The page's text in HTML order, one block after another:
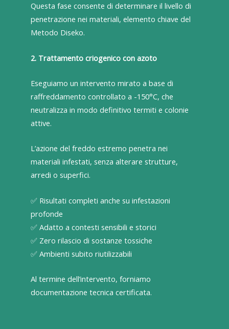
Questa fase consente di determinare il livello di
penetrazione nei materiali, elemento chiave del
Metodo Diseko.
2. Trattamento criogenico con azoto
Eseguiamo un intervento mirato a base di
raffreddamento controllato a -150°C, che
neutralizza in modo definitivo termiti e colonie
attive.
L’azione del freddo estremo penetra nei
materiali infestati, senza alterare strutture,
arredi o superfici.
✅ Risultati completi anche su infestazioni
profonde
✅ Adatto a contesti sensibili e storici
✅ Zero rilascio di sostanze tossiche
✅ Ambienti subito riutilizzabili
Al termine dell’intervento, forniamo
documentazione tecnica certificata.